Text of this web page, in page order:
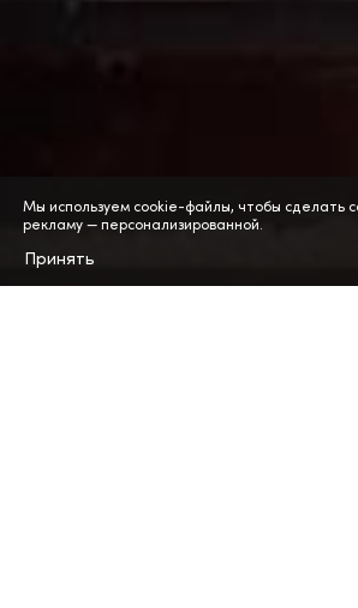
Мы используем cookie-файлы, чтобы сделать
рекламу — персонализированной.
Принять